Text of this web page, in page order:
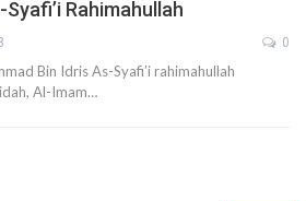
Rahimahullah
0
Bin Idris As-Syafi’i rahimahullah
Al-Imam…